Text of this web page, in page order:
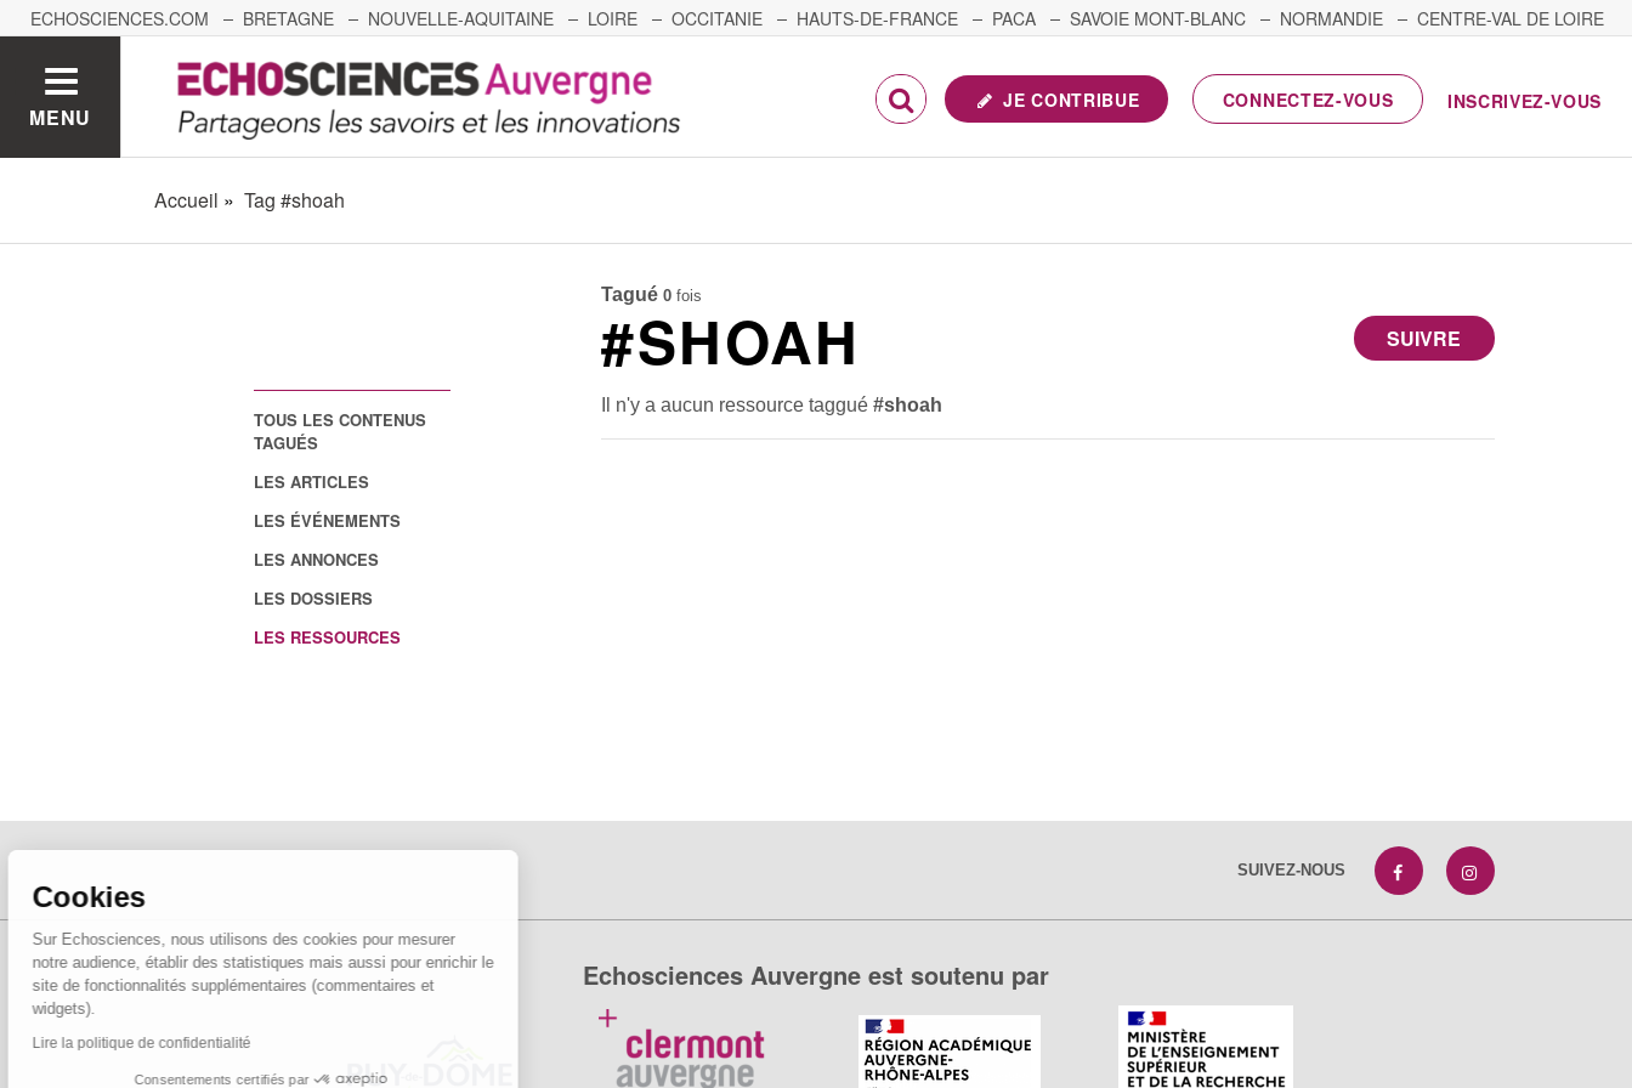
Cookies
Sur Echosciences, nous utilisons des cookies pour mesurer
notre audience, établir des statistiques mais aussi pour enrichir le
site de fonctionnalités supplémentaires (commentaires et
widgets).
Lire la politique de confidentialité
Consentements certifiés par
ECHOSCIENCES.COM BRETAGNE NOUVELLE-AQUITAINE LOIRE OCCITANIE HAUTS-DE-FRANCE PACA SAVOIE MONT-BLANC NORMANDIE
CENTRE-VAL DE LOIRE
GRENOBLE GRAND EST BOURGOGNE-FRANCHE-COMTÉ
MENU
JE CONTRIBUE CONNECTEZ-VOUS INSCRIVEZ-VOUS
Accueil Tag #shoah
TOUS LES CONTENUS
TAGUÉS
LES ARTICLES
LES ÉVÉNEMENTS
LES ANNONCES
LES DOSSIERS
LES RESSOURCES
Tagué 0 fois
SUIVRE
#SHOAH
Il n'y a aucun ressource taggué#shoah
SUIVEZ-NOUS
Echosciences Auvergne est soutenu par